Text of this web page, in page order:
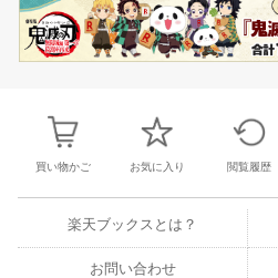
買い物かご お気に入り 閲覧履歴
楽天ブックスとは？
お問い合わせ